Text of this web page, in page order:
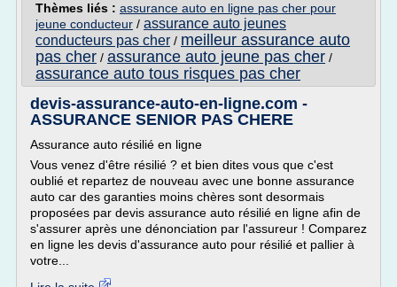
Thèmes liés : assurance auto en ligne pas cher pour
jeune conducteur / assurance auto jeunes
conducteurs pas cher / meilleur assurance auto
pas cher / assurance auto jeune pas cher /
assurance auto tous risques pas cher
devis-assurance-auto-en-ligne.com -
ASSURANCE SENIOR PAS CHERE
Assurance auto résilié en ligne
Vous venez d'être résilié ? et bien dites vous que c'est
oublié et repartez de nouveau avec une bonne assurance
auto car des garanties moins chères sont desormais
proposées par devis assurance auto résilié en ligne afin de
s'assurer après une dénonciation par l'assureur ! Comparez
en ligne les devis d'assurance auto pour résilié et pallier à
votre...